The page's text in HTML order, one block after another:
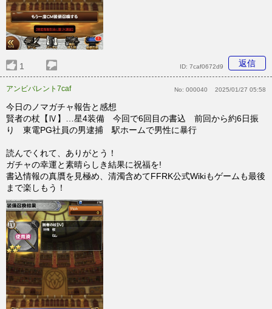
1 返信
ID: 7caf0672d9
アンビバレント7caf No: 000040 2025/01/27 05:58
今日のノマガチャ報告と感想
賢者の杖【Ⅳ】…星4装備 今回で6回目の書込 前回から約6日振
り 東電PG社員の男逮捕 駅ホームで男性に暴行
読んでくれて、ありがとう！
ガチャの幸運と素晴らしき結果に祝福を!
書込情報の真贋を見極め、清濁含めてFFRK公式Wikiもゲームも最後
まで楽しもう！